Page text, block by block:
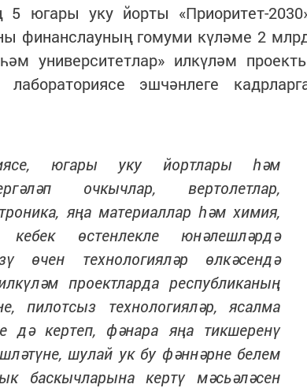
5 югары уку йорты «Приоритет-
финанслауның гомуми күләме 2
университетлар» илкүләм
эшчәнлеге
югары уку йортлары һәм
очкычлар, вертолетлар,
яңа материаллар һәм химия,
өстенлекле юнәлешләрдә
өчен технологияләр өлкәсендә
проектларда республиканың
пилотсыз технологияләр, ясалма
дә кертеп, фәнара яңа тикшеренү
шулай ук бу фәннәрне белем
баскычларына кертү мәсьәләсен